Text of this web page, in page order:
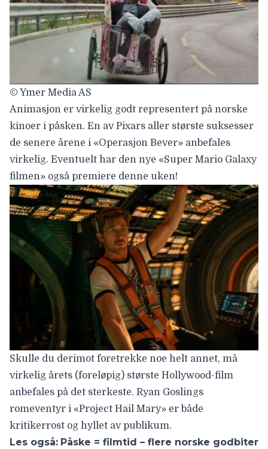
© Ymer Media AS
Animasjon er virkelig godt representert på norske
kinoer i påsken. En av Pixars aller største suksesser
de senere årene i «Operasjon Bever» anbefales
virkelig. Eventuelt har den nye «Super Mario Galaxy
filmen» også premiere denne uken!
Skulle du derimot foretrekke noe helt annet, må
virkelig årets (foreløpig) største Hollywood-film
anbefales på det sterkeste. Ryan Goslings
romeventyr i «Project Hail Mary» er både
kritikerrost og hyllet av publikum.
Les også: Påske = filmtid – flere norske godbiter